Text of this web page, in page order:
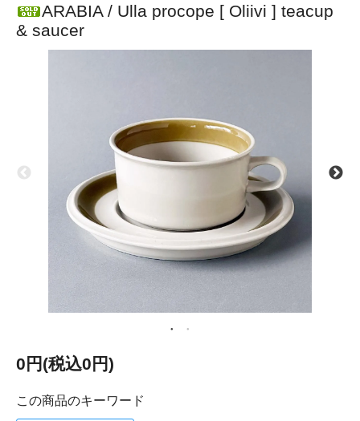
ARABIA / Ulla procope [ Oliivi ] teacup
& saucer
0円(税込0円)
この商品のキーワード